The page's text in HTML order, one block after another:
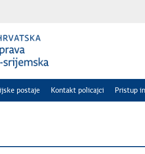
postaje Kontakt policajci Pristup